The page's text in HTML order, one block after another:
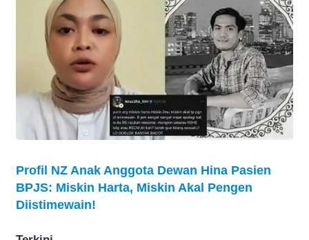
Profil NZ Anak Anggota Dewan Hina Pasien
BPJS: Miskin Harta, Miskin Akal Pengen
Diistimewain!